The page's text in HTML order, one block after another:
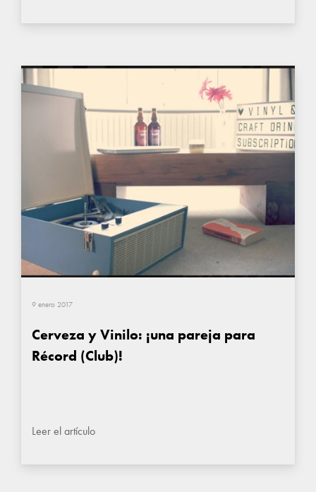
9 enero 2017
Cerveza y Vinilo: ¡una pareja para
Récord (Club)!
Leer el artículo